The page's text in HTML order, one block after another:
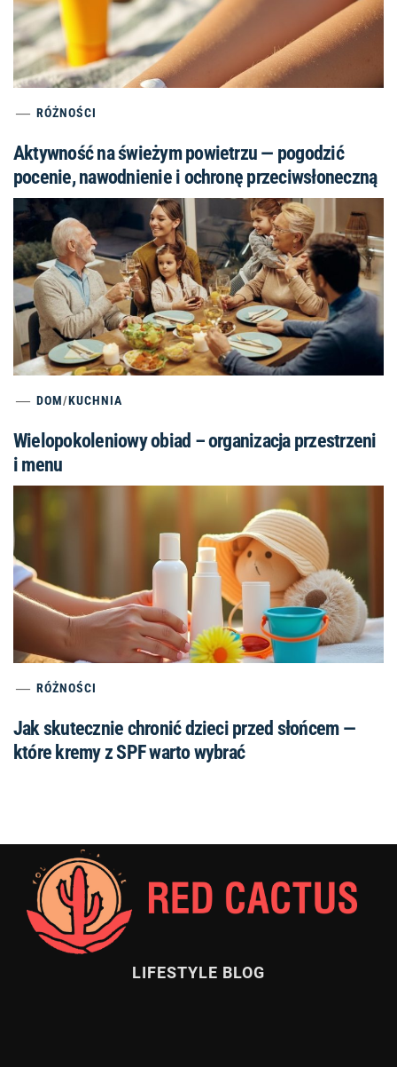
RÓŻNOŚCI
Aktywność na świeżym powietrzu — pogodzić
pocenie, nawodnienie i ochronę przeciwsłoneczną
DOM/KUCHNIA
Wielopokoleniowy obiad – organizacja przestrzeni
i menu
RÓŻNOŚCI
Jak skutecznie chronić dzieci przed słońcem —
które kremy z SPF warto wybrać
LIFESTYLE BLOG